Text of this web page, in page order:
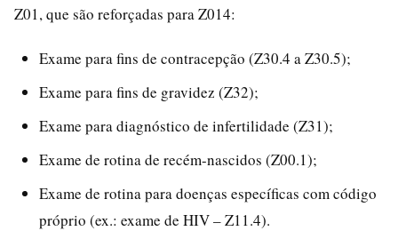
Z01, que são reforçadas para Z014:
Exame para fins de contracepção (Z30.4 a Z30.5);
Exame para fins de gravidez (Z32);
Exame para diagnóstico de infertilidade (Z31);
Exame de rotina de recém-nascidos (Z00.1);
Exame de rotina para doenças específicas com código
próprio (ex.: exame de HIV – Z11.4).